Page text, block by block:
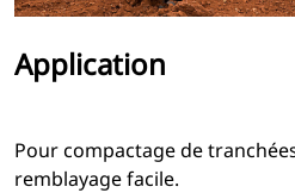
Application
Pour compactage de
remblayage facile.